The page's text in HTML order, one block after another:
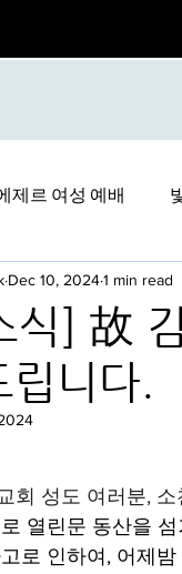
제르 여성 예배
식] 故
립니다.
Dec 10, 20241 min read
of 5 stars.
회 성도 여러분,
열린문 동산을 섬
로 인하여, 어제